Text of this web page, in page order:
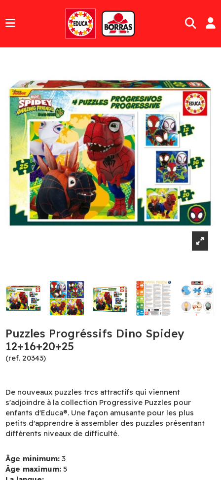
Puzzles Progréssifs Dino Spidey
12+16+20+25
(ref. 20343)
De nouveaux puzzles trcs attractifs qui viennent
s'adjoindre à la collection Progressive Puzzles pour
enfants d'Educa®. Une façon amusante pour les plus
petits d'apprendre à assembler des puzzles présentant
différents niveaux de difficulté.
Âge minimum: 3
Âge maximum: 5